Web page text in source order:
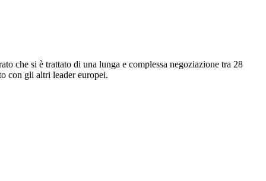
che si è trattato di una lunga e complessa negoziazione tra 28
con gli altri leader europei.